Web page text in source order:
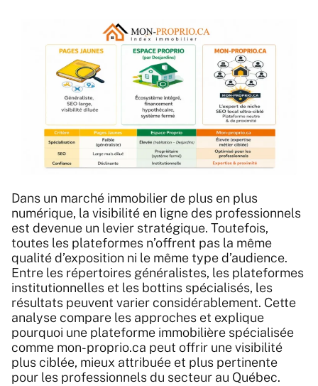
Dans un marché immobilier de plus en plus
numérique, la visibilité en ligne des professionnels
est devenue un levier stratégique. Toutefois,
toutes les plateformes n’offrent pas la même
qualité d’exposition ni le même type d’audience.
Entre les répertoires généralistes, les plateformes
institutionnelles et les bottins spécialisés, les
résultats peuvent varier considérablement. Cette
analyse compare les approches et explique
pourquoi une plateforme immobilière spécialisée
comme mon-proprio.ca peut offrir une visibilité
plus ciblée, mieux attribuée et plus pertinente
pour les professionnels du secteur au Québec.